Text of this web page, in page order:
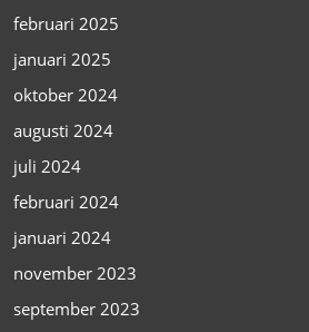
februari 2025
januari 2025
oktober 2024
augusti 2024
juli 2024
februari 2024
januari 2024
november 2023
september 2023